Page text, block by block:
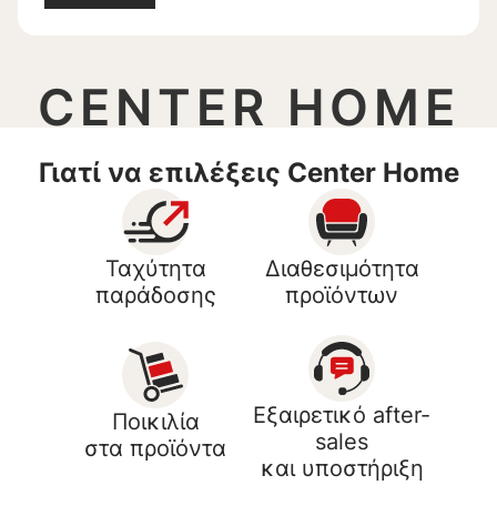
CENTER HOME
Γιατί να επιλέξεις Center Home
Ταχύτητα
παράδοσης
Διαθεσιμότητα
προϊόντων
Ποικιλία
στα προϊόντα
Εξαιρετικό after-
sales
και υποστήριξη